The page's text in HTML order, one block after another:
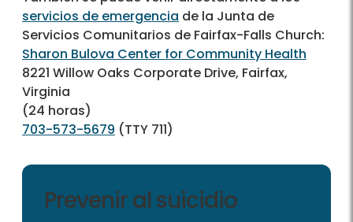
servicios de emergencia de la Junta de
Servicios Comunitarios de Fairfax-Falls Church:
Sharon Bulova Center for Community Health
8221 Willow Oaks Corporate Drive, Fairfax,
Virginia
(24 horas)
703-573-5679 (TTY 711)
Prevenir al suicidio